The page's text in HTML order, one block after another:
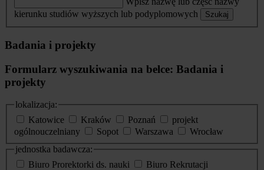
kierunku studiów wyższych lub podyplomowych
Szukaj
Badania i projekty
Formularz wyszukiwania na belce: Badania i
projekty
lokalizacja:
Katowice
Kraków Poznań
projekt
ogólnouczelniany
Sopot Warszawa
Wrocław
jednostka badawcza:
Biuro Prorektorki ds. nauki
Biuro Rekrutacji